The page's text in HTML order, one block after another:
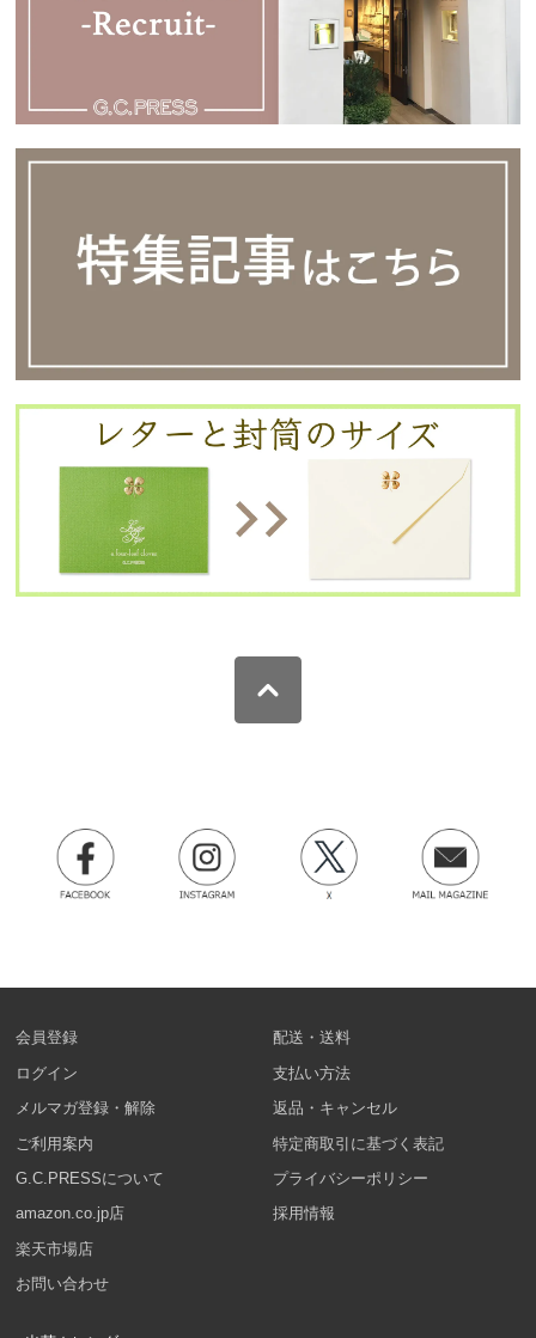
会員登録
ログイン
メルマガ登録・解除
ご利用案内
G.C.PRESSについて
amazon.co.jp店
楽天市場店
お問い合わせ
配送・送料
支払い方法
返品・キャンセル
特定商取引に基づく表記
プライバシーポリシー
採用情報